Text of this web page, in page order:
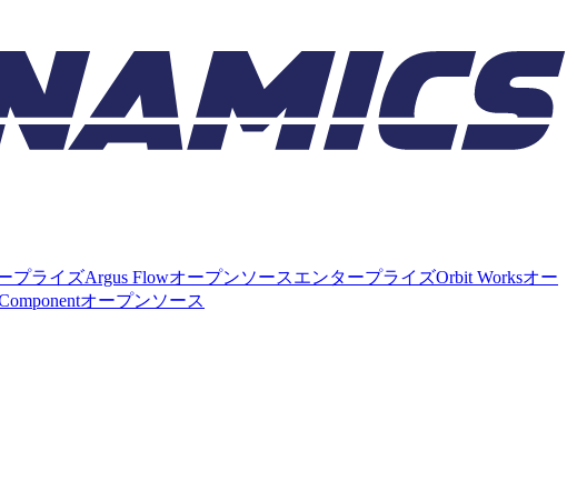
プライズArgus FlowオープンソースエンタープライズOrbit Worksオー
オープンソース